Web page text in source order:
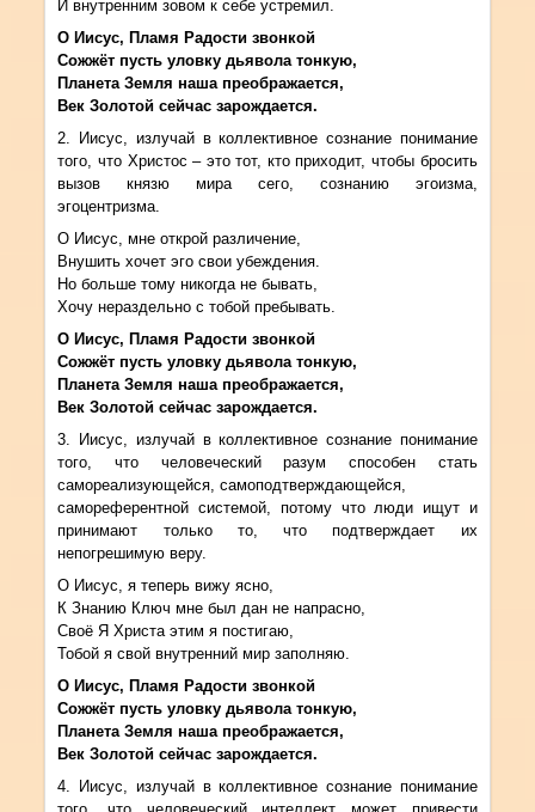
И внутренним зовом к себе устремил.
О Иисус, Пламя Радости звонкой
Сожжёт пусть уловку дьявола тонкую,
Планета Земля наша преображается,
Век Золотой сейчас зарождается.
2. Иисус, излучай в коллективное сознание понимание
того, что Христос – это тот, кто приходит, чтобы бросить
вызов князю мира сего, сознанию эгоизма,
эгоцентризма.
О Иисус, мне открой различение,
Внушить хочет эго свои убеждения.
Но больше тому никогда не бывать,
Хочу нераздельно с тобой пребывать.
О Иисус, Пламя Радости звонкой
Сожжёт пусть уловку дьявола тонкую,
Планета Земля наша преображается,
Век Золотой сейчас зарождается.
3. Иисус, излучай в коллективное сознание понимание
того, что человеческий разум способен стать
самореализующейся, самоподтверждающейся,
самореферентной системой, потому что люди ищут и
принимают только то, что подтверждает их
непогрешимую веру.
О Иисус, я теперь вижу ясно,
К Знанию Ключ мне был дан не напрасно,
Своё Я Христа этим я постигаю,
Тобой я свой внутренний мир заполняю.
О Иисус, Пламя Радости звонкой
Сожжёт пусть уловку дьявола тонкую,
Планета Земля наша преображается,
Век Золотой сейчас зарождается.
4. Иисус, излучай в коллективное сознание понимание